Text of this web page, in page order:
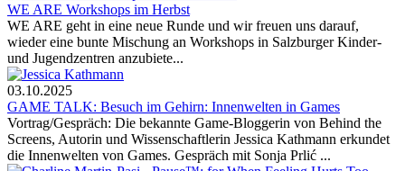
WE ARE Workshops im Herbst
WE ARE geht in eine neue Runde und wir freuen uns darauf,
wieder eine bunte Mischung an Workshops in Salzburger Kinder-
und Jugendzentren anzubiete...
03.10.2025
GAME TALK: Besuch im Gehirn: Innenwelten in Games
Vortrag/Gespräch: Die bekannte Game-Bloggerin von Behind the
Screens, Autorin und Wissenschaftlerin Jessica Kathmann erkundet
die Innenwelten von Games. Gespräch mit Sonja Prlić ...